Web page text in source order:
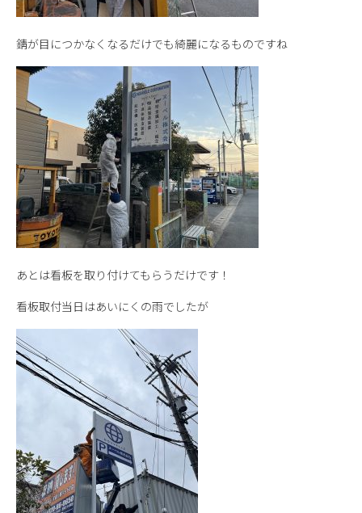
錆が目につかなくなるだけでも綺麗になるものですね
あとは看板を取り付けてもらうだけです！
看板取付当日はあいにくの雨でしたが